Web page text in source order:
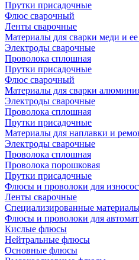
Прутки присадочные
Флюс сварочный
Ленты сварочные
Материалы для сварки меди и ее
Электроды сварочные
Проволока сплошная
Прутки присадочные
Флюс сварочный
Материалы для сварки
Электроды сварочные
Проволока сплошная
Прутки присадочные
Материалы для наплавки и
Электроды сварочные
Проволока сплошная
Проволока порошковая
Прутки присадочные
Флюсы и проволоки для
Ленты сварочные
Специализированные
Флюсы и проволоки для
Кислые флюсы
Нейтральные флюсы
Основные флюсы